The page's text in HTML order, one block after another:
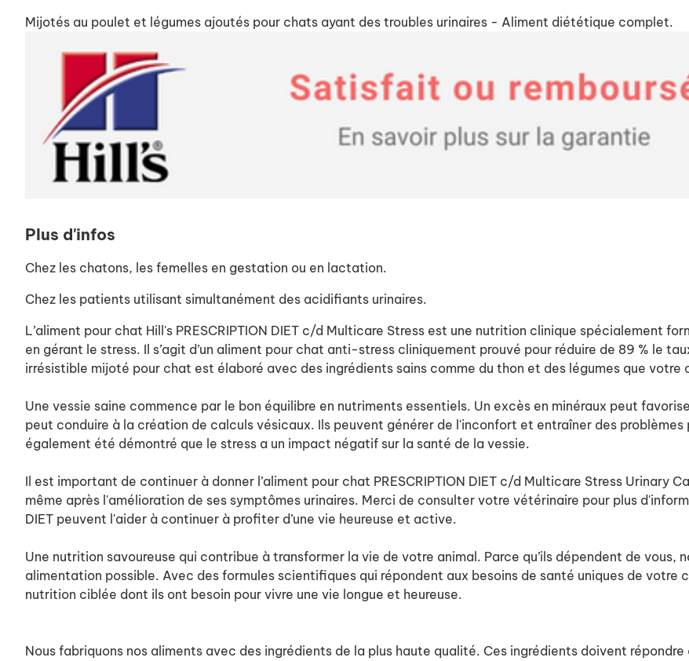
Mijotés au poulet et légumes ajoutés pour chats ayant des troubles urinaires - Aliment diététique complet.
Plus d'infos
Chez les chatons, les femelles en gestation ou en lactation.
Chez les patients utilisant simultanément des acidifiants urinaires.
L’aliment pour chat Hill's PRESCRIPTION DIET c/d Multicare Stress est une nutrition clinique spécialement
en gérant le stress. Il s’agit d’un aliment pour chat anti-stress cliniquement prouvé pour réduire de 89 % le
irrésistible mijoté pour chat est élaboré avec des ingrédients sains comme du thon et des légumes que votre
Une vessie saine commence par le bon équilibre en nutriments essentiels. Un excès en minéraux peut
peut conduire à la création de calculs vésicaux. Ils peuvent générer de l'inconfort et entraîner des
également été démontré que le stress a un impact négatif sur la santé de la vessie.
Il est important de continuer à donner l’aliment pour chat PRESCRIPTION DIET c/d Multicare Stress Urinary
même après l'amélioration de ses symptômes urinaires. Merci de consulter votre vétérinaire pour plus
DIET peuvent l'aider à continuer à profiter d’une vie heureuse et active.
Une nutrition savoureuse qui contribue à transformer la vie de votre animal. Parce qu’ils dépendent de vous,
alimentation possible. Avec des formules scientifiques qui répondent aux besoins de santé uniques de votre
nutrition ciblée dont ils ont besoin pour vivre une vie longue et heureuse.
Nous fabriquons nos aliments avec des ingrédients de la plus haute qualité. Ces ingrédients doivent